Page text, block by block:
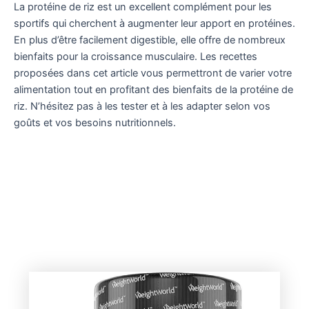
La protéine de riz est un excellent complément pour les
sportifs qui cherchent à augmenter leur apport en protéines.
En plus d’être facilement digestible, elle offre de nombreux
bienfaits pour la croissance musculaire. Les recettes
proposées dans cet article vous permettront de varier votre
alimentation tout en profitant des bienfaits de la protéine de
riz. N’hésitez pas à les tester et à les adapter selon vos
goûts et vos besoins nutritionnels.